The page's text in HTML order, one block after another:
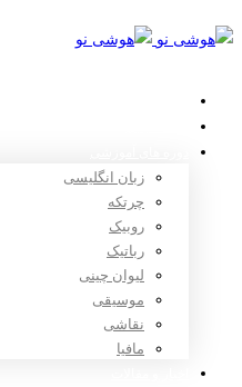
زبان انگلیسی
چرتکه
روبیک
رباتیک
لیوان چینی
موسیقی
نقاشی
مافیا